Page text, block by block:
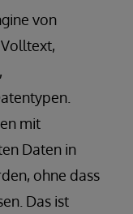
von
mit
Daten in
ohne dass
Das ist